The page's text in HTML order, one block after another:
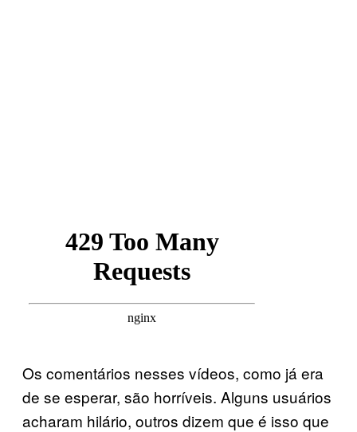
Os comentários nesses vídeos, como já era
de se esperar, são horríveis. Alguns usuários
acharam hilário, outros dizem que é isso que